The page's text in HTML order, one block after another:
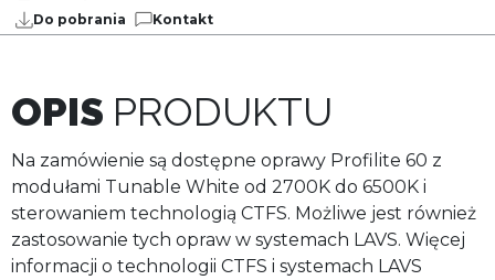
Do pobrania
Kontakt
OPIS PRODUKTU
Na zamówienie są dostępne oprawy Profilite 60 z
modułami Tunable White od 2700K do 6500K i
sterowaniem technologią CTFS. Możliwe jest również
zastosowanie tych opraw w systemach LAVS. Więcej
informacji o technologii CTFS i systemach LAVS